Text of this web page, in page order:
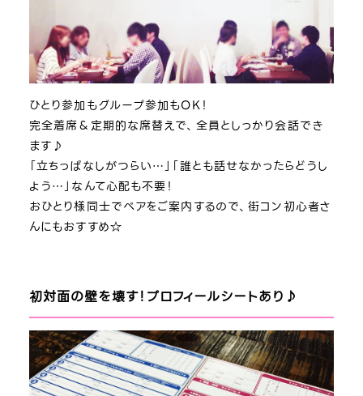
ひとり参加もグループ参加もOK！
完全着席＆定期的な席替えで、全員としっかり会話でき
ます♪
「立ちっぱなしがつらい…」「誰とも話せなかったらどうし
よう…」なんて心配も不要！
おひとり様同士でペアをご案内するので、街コン初心者さ
んにもおすすめ☆
初対面の壁を壊す！プロフィールシートあり♪